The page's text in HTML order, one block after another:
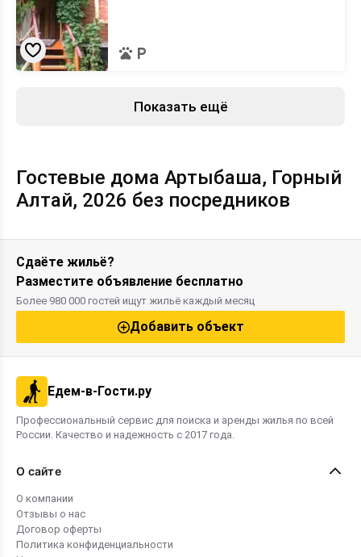
Показать ещё
Гостевые дома Артыбаша, Горный
Алтай, 2026 без посредников
Сдаёте жильё?
Разместите объявление бесплатно
Более 980 000 гостей ищут жильё каждый месяц
Добавить объект
Едем-в-Гости.ру
Профессиональный сервис для поиска и аренды жилья по всей
России. Качество и надежность с 2017 года.
О сайте
О компании
Отзывы о нас
Договор оферты
Политика конфиденциальности